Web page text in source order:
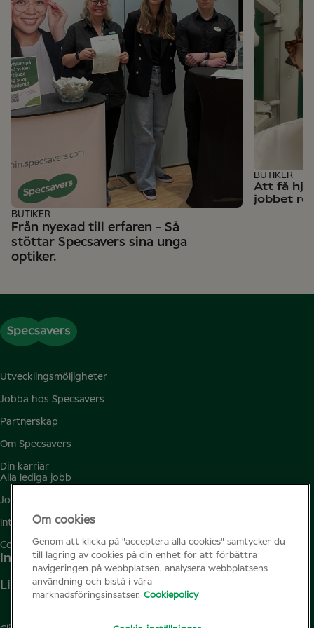
Från nyexad till erfaren - Så
stöttar Specsavers sina unga
optiker.
BUTIKER
Att få
jobbet
BUTIKER
Utvecklingsmöljigheter
Jobba hos Specsavers
Partnerskap
Om Specsavers
Din karriär
Alla lediga jobb
Jobbfavoriter
Integritetspolicy för kandidater
Cookiepolicy
Instagram
Linkedin
Om cookies
Genom att klicka på "acceptera alla cookies" samtycker du
till lagring av cookies på din enhet för att förbättra
navigeringen på webbplatsen, analysera webbplatsens
användning och bistå i våra
marknadsföringsinsatser. Cookiepolicy